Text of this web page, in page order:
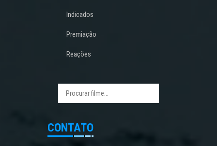
Indicados
Premiação
Reações
CONTATO